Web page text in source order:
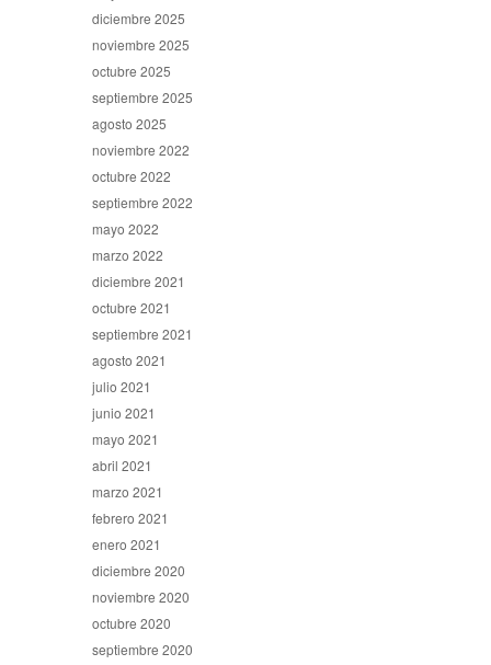
diciembre 2025
noviembre 2025
octubre 2025
septiembre 2025
agosto 2025
noviembre 2022
octubre 2022
septiembre 2022
mayo 2022
marzo 2022
diciembre 2021
octubre 2021
septiembre 2021
agosto 2021
julio 2021
junio 2021
mayo 2021
abril 2021
marzo 2021
febrero 2021
enero 2021
diciembre 2020
noviembre 2020
octubre 2020
septiembre 2020